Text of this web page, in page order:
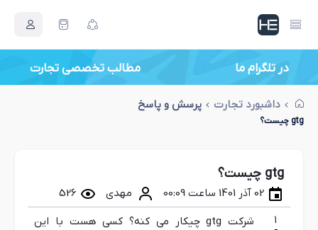
در تلگرام ما مطالب تخصصی تجارت
داشبورد تجارت پرسش و پاسخ
gtg چیست؟
gtg چیست؟
02 آذر 1401 ساعت 00:09 مهدی 526
1
شرکت gtg چیکار می کنه؟ کسی هست با این